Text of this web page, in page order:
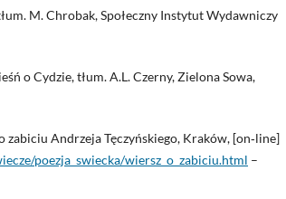
M. Chrobak, Społeczny Instytut Wydawniczy
o Cydzie, tłum. A.L. Czerny, Zielona Sowa,
zabiciu Andrzeja Tęczyńskiego, Kraków, [on‑line]
poezja_swiecka/wiersz_o_zabiciu.html –